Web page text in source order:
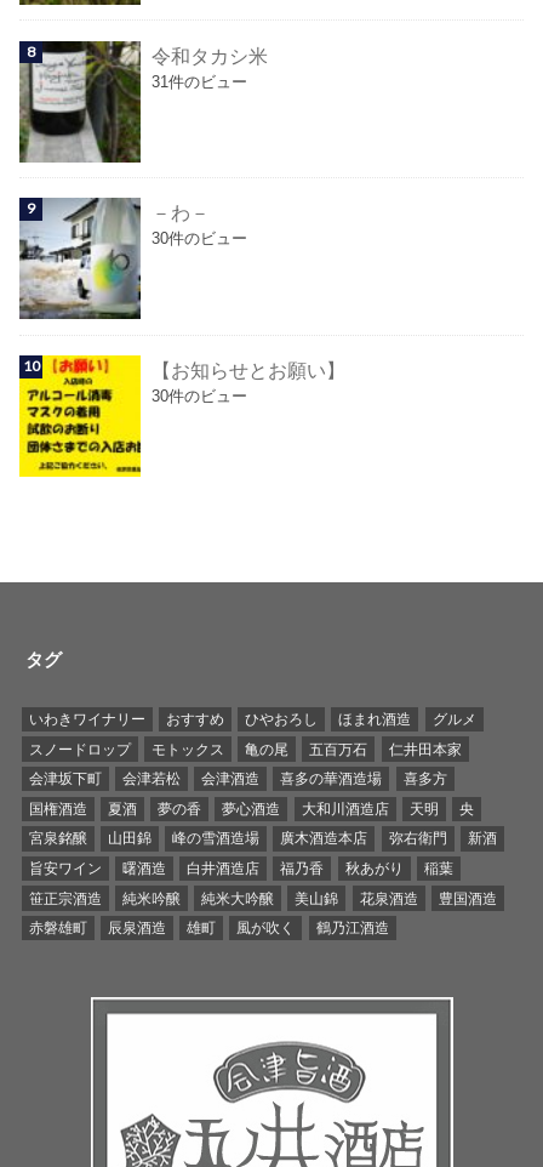
令和タカシ米
31件のビュー
－わ－
30件のビュー
【お知らせとお願い】
30件のビュー
タグ
いわきワイナリー おすすめ ひやおろし ほまれ酒造
グルメ
スノードロップ
モトックス 亀の尾 五百万石
仁井田本家
会津坂下町
会津若松 会津酒造 喜多の華酒造場
喜多方
国権酒造
夏酒 夢の香 夢心酒造 大和川酒造店 天明
央
宮泉銘醸
山田錦 峰の雪酒造場 廣木酒造本店 弥右衛門
新酒
旨安ワイン
曙酒造 白井酒造店 福乃香 秋あがり
稲葉
笹正宗酒造
純米吟醸 純米大吟醸 美山錦 花泉酒造
豊国酒造
赤磐雄町
辰泉酒造 雄町 風が吹く 鶴乃江酒造